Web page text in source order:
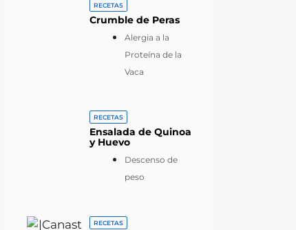
RECETAS
Crumble de Peras
Alergia a la
Proteína de la
Vaca
RECETAS
Ensalada de Quinoa
y Huevo
Descenso de
peso
RECETAS